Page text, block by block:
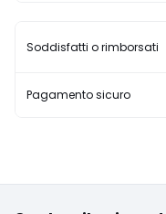
Soddisfatti o rimborsati
Pagamento sicuro